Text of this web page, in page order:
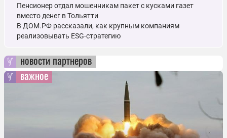
Пенсионер отдал мошенникам пакет с кусками газет
вместо денег в Тольятти
В ДОМ.РФ рассказали, как крупным компаниям
реализовывать ESG-стратегию
новости партнеров
важное